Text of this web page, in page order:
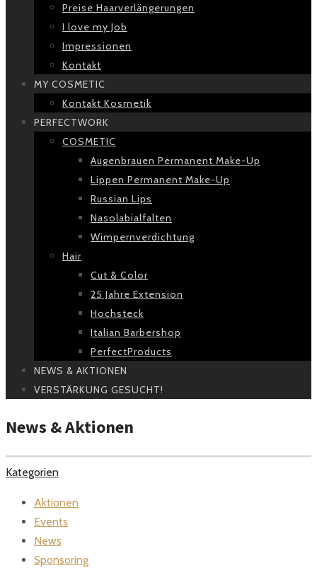
Preise Haarverlängerungen
I love my Job
Impressionen
Kontakt
MY COSMETIC
Kontakt Kosmetik
PERFECTWORK
COSMETIC
Augenbrauen Permanent Make-Up
Lippen Permanent Make-Up
Russian Lips
Nasolabialfalten
Wimpernverdichtung
Hair
Cut & Color
25 Jahre Extension
Hochsteck
Italian Barbershop
PerfectProducts
NEWS & AKTIONEN
VERSTÄRKUNG GESUCHT!
News & Aktionen
Kategorien
Aktionen
Events
News
Sponsoring